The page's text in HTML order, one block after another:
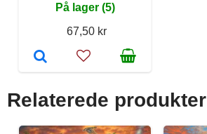
På lager (5)
67,50 kr
Relaterede produkter